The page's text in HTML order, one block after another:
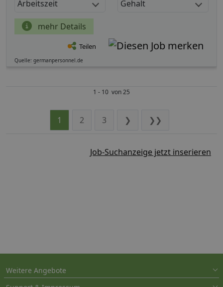
Arbeitszeit Gehalt
mehr Details
Teilen
Quelle: germanpersonnel.de
1 - 10 von 25
1 2 3 ❯ ❯❯
Job-Suchanzeige jetzt inserieren
Weitere Angebote